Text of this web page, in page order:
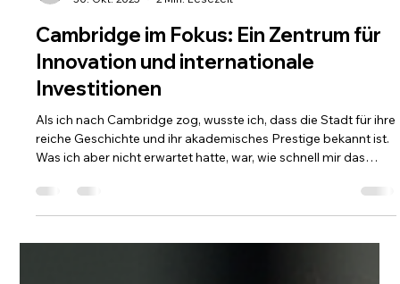
lynnemartin28
30. Okt. 2025
2 Min. Lesezeit
Cambridge im Fokus: Ein Zentrum für
Innovation und internationale
Investitionen